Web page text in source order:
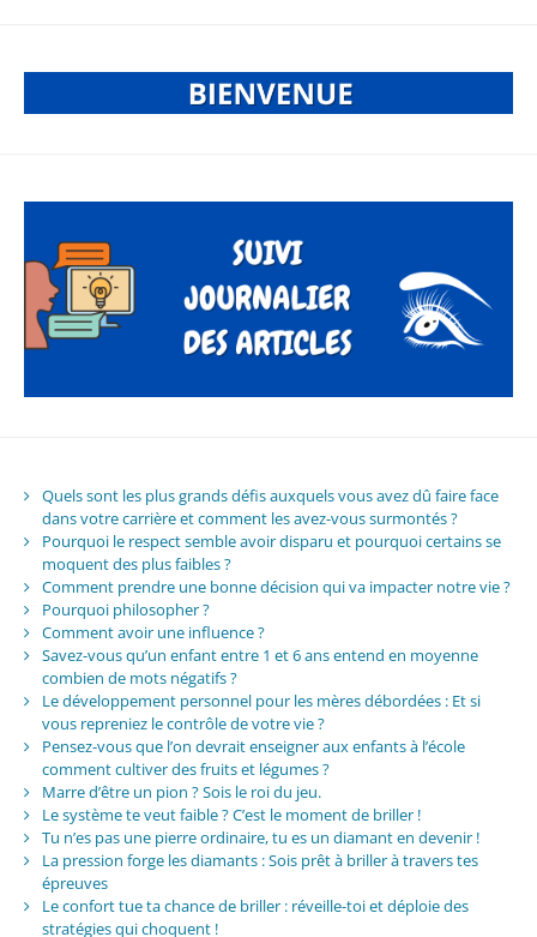
Quels sont les plus grands défis auxquels vous avez dû faire face
dans votre carrière et comment les avez-vous surmontés ?
Pourquoi le respect semble avoir disparu et pourquoi certains se
moquent des plus faibles ?
Comment prendre une bonne décision qui va impacter notre vie ?
Pourquoi philosopher ?
Comment avoir une influence ?
Savez-vous qu’un enfant entre 1 et 6 ans entend en moyenne
combien de mots négatifs ?
Le développement personnel pour les mères débordées : Et si
vous repreniez le contrôle de votre vie ?
Pensez-vous que l’on devrait enseigner aux enfants à l’école
comment cultiver des fruits et légumes ?
Marre d’être un pion ? Sois le roi du jeu.
Le système te veut faible ? C’est le moment de briller !
Tu n’es pas une pierre ordinaire, tu es un diamant en devenir !
La pression forge les diamants : Sois prêt à briller à travers tes
épreuves
Le confort tue ta chance de briller : réveille-toi et déploie des
stratégies qui choquent !